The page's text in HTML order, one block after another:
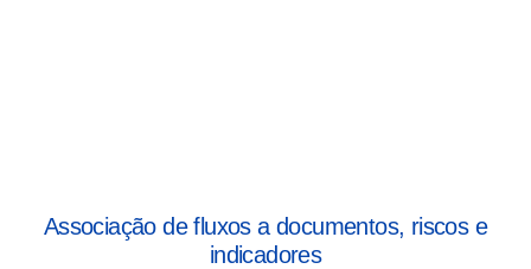
Associação de fluxos a documentos, riscos e
indicadores